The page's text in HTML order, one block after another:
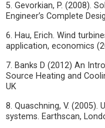
5. Gevorkian, P. (2008).
Engineer’s Complete
6. Hau, Erich. Wind
application, economics
7. Banks D (2012) An
Source Heating and
UK
8. Quaschning, V. (2005).
systems. Earthscan,